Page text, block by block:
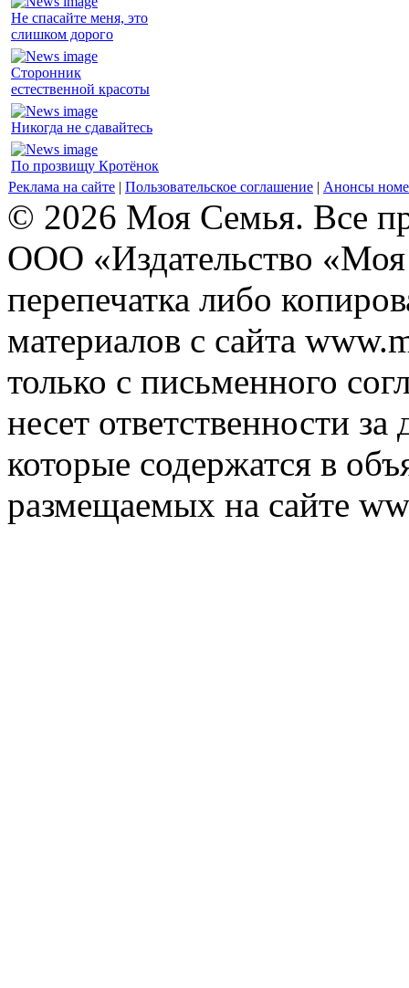
Не спасайте меня, это
слишком дорого
Сторонник
естественной красоты
Никогда не сдавайтесь
По прозвищу Кротёнок
Реклама на сайте | Пользовательское соглашение | Анонсы
© 2026 Моя Семья. Все
ООО «Издательство
перепечатка либо
материалов с сайта
только с письменного
несет ответственности
которые содержатся в
размещаемых на сайте